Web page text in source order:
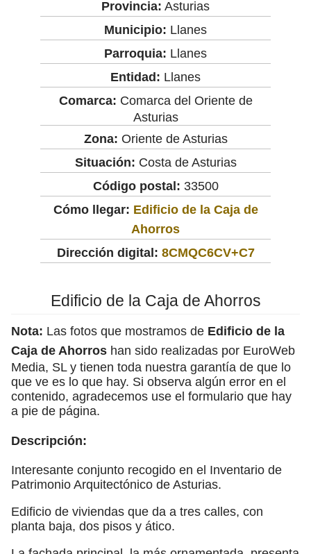
Provincia: Asturias
Municipio: Llanes
Parroquia: Llanes
Entidad: Llanes
Comarca: Comarca del Oriente de
Asturias
Zona: Oriente de Asturias
Situación: Costa de Asturias
Código postal: 33500
Cómo llegar: Edificio de la Caja de
Ahorros
Dirección digital: 8CMQC6CV+C7
Edificio de la Caja de Ahorros
Nota: Las fotos que mostramos de Edificio de la
Caja de Ahorros han sido realizadas por EuroWeb
Media, SL y tienen toda nuestra garantía de que lo
que ve es lo que hay. Si observa algún error en el
contenido, agradecemos use el formulario que hay
a pie de página.
Descripción:
Interesante conjunto recogido en el Inventario de
Patrimonio Arquitectónico de Asturias.
Edificio de viviendas que da a tres calles, con
planta baja, dos pisos y ático.